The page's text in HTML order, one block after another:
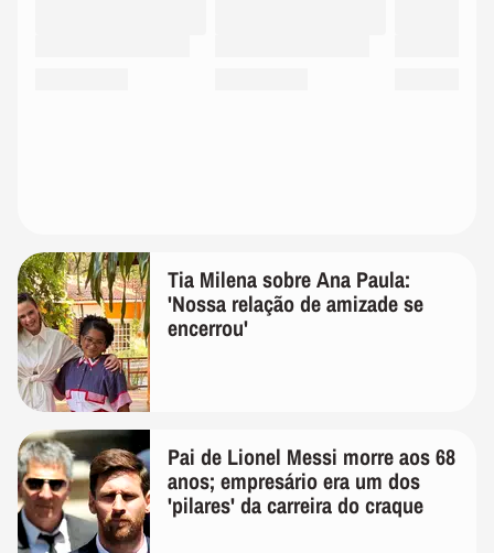
Tia Milena sobre Ana Paula:
'Nossa relação de amizade se
encerrou'
Pai de Lionel Messi morre aos 68
anos; empresário era um dos
'pilares' da carreira do craque